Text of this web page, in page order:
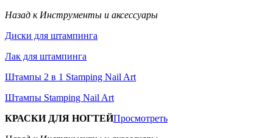
Назад к Инструменты и аксессуары
Диски для штампинга
Лак для штампинга
Штампы 2 в 1 Stamping Nail Art
Штампы Stamping Nail Art
КРАСКИ ДЛЯ НОГТЕЙПросмотреть